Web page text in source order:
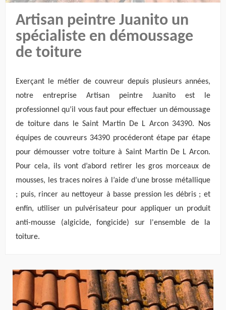
Artisan peintre Juanito un
spécialiste en démoussage
de toiture
Exerçant le métier de couvreur depuis plusieurs années,
notre entreprise Artisan peintre Juanito est le
professionnel qu’il vous faut pour effectuer un démoussage
de toiture dans le Saint Martin De L Arcon 34390. Nos
équipes de couvreurs 34390 procéderont étape par étape
pour démousser votre toiture à Saint Martin De L Arcon.
Pour cela, ils vont d’abord retirer les gros morceaux de
mousses, les traces noires à l’aide d’une brosse métallique
; puis, rincer au nettoyeur à basse pression les débris ; et
enfin, utiliser un pulvérisateur pour appliquer un produit
anti-mousse (algicide, fongicide) sur l'ensemble de la
toiture.